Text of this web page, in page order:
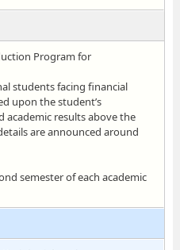
Program for
students facing financial
upon the student’s
academic results above the
are announced around
semester of each academic